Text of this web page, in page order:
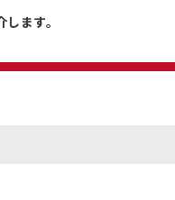
ます。